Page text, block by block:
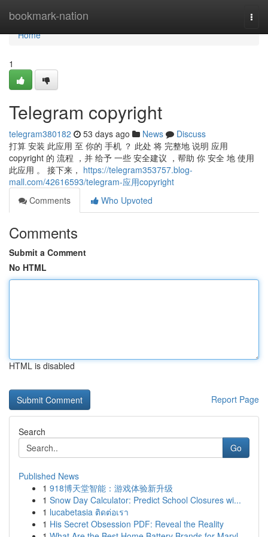
bookmark-nation
Home
Home
1
Telegram copyright
telegram380182 53 days ago News
Discuss
打算 安装 此应用 至 你的 手机 ？ 此处 将 完整地 说明 应用
copyright 的 流程 ，并 给予 一些 安全建议 ，帮助 你 安全 地 使用
此应用 。 接下来， https://telegram353757.blog-
mall.com/42616593/telegram-应用copyright
Comments
Who Upvoted
Comments
Submit a Comment
No HTML
HTML is disabled
Report Page
Search
Go
Published News
1 918博天堂智能：游戏体验新升级
1 Snow Day Calculator: Predict School Closures wi...
1 lucabetasia ติดต่อเรา
1 His Secret Obsession PDF: Reveal the Reality